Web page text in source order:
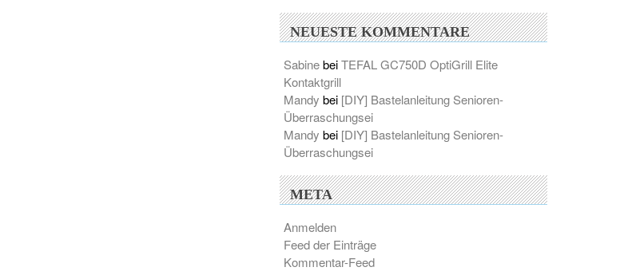
NEUESTE KOMMENTARE
SabinebeiTEFAL GC750D OptiGrill Elite
Kontaktgrill
Mandy bei [DIY] Bastelanleitung Senioren-
Überraschungsei
Mandy bei [DIY] Bastelanleitung Senioren-
Überraschungsei
META
Anmelden
Feed der Einträge
Kommentar-Feed